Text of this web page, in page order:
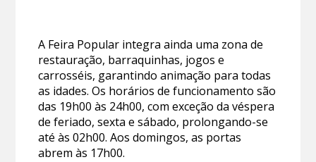
A Feira Popular integra ainda uma zona de
restauração, barraquinhas, jogos e
carrosséis, garantindo animação para todas
as idades. Os horários de funcionamento são
das 19h00 às 24h00, com exceção da véspera
de feriado, sexta e sábado, prolongando-se
até às 02h00. Aos domingos, as portas
abrem às 17h00.